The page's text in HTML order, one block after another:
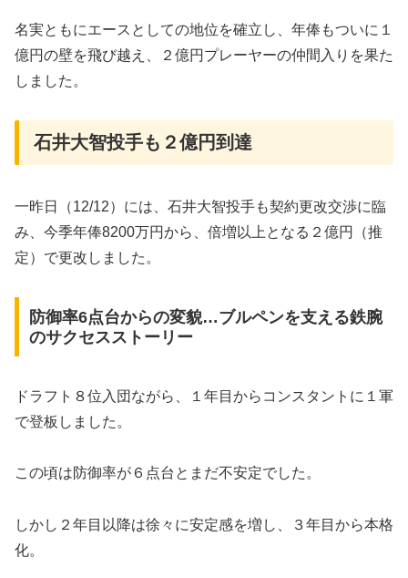
名実ともにエースとしての地位を確立し、年俸もついに１
億円の壁を飛び越え、２億円プレーヤーの仲間入りを果た
しました。
石井大智投手も２億円到達
一昨日（12/12）には、石井大智投手も契約更改交渉に臨
み、今季年俸8200万円から、倍増以上となる２億円（推
定）で更改しました。
防御率6点台からの変貌…ブルペンを支える鉄腕
のサクセスストーリー
ドラフト８位入団ながら、１年目からコンスタントに１軍
で登板しました。
この頃は防御率が６点台とまだ不安定でした。
しかし２年目以降は徐々に安定感を増し、３年目から本格
化。